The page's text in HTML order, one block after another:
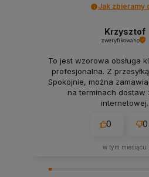
Jak zbieramy
Krzysztof
zweryfikowano
To jest wzorowa obsługa
profesjonalna. Z
Spokojnie, można
na terminach dostaw
internetowej.
0 0
w tym miesiącu